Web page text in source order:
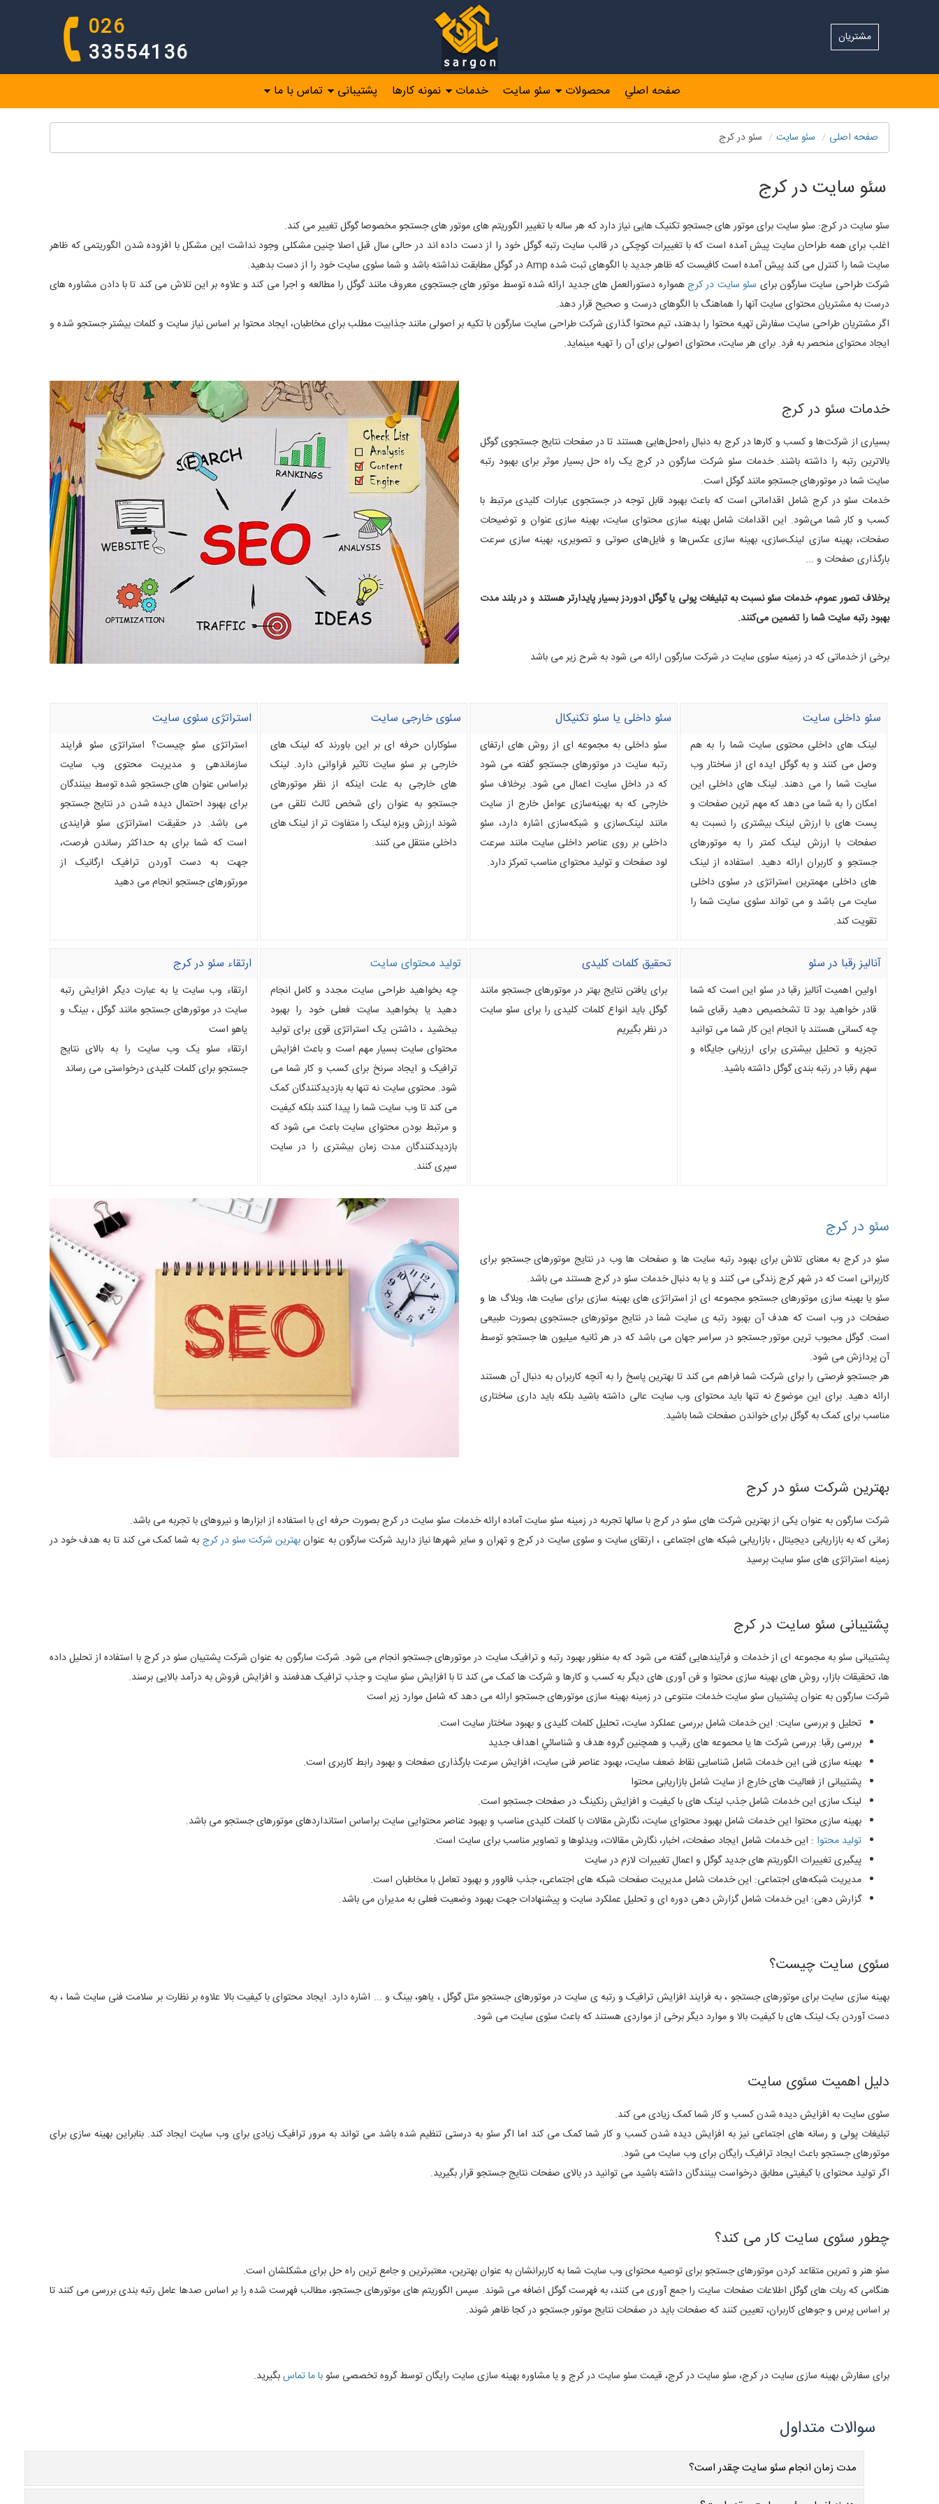
مشتریان
026
33554136
صفحه اصلي محصولات سئو سایت خدمات نمونه کارها پشتیبانی تماس با ما
صفحه اصلی سئو سایت سئو در کرج
سئو سایت در کرج
سئو سایت در کرج: سئو سایت برای موتور های جستجو تکنیک هایی نیاز دارد که هر ساله با تغییر الگوریتم های موتور های جستجو مخصوصا گوگل تغییر می کند.
اغلب برای همه طراحان سایت پیش آمده است که با تغییرات کوچکی در قالب سایت رتبه گوگل خود را از دست داده اند در حالی سال قبل اصلا چنین مشکلی وجود نداشت این مشکل با افزوده شدن الگوریتمی که ظاهر
سایت شما را کنترل می کند پیش آمده است کافیست که ظاهر جدید با الگوهای ثبت شده Amp در گوگل مطابقت نداشته باشد و شما سئوی سایت خود را از دست بدهید.
شرکت طراحی سایت سارگون برای سئو سایت در کرجهمواره دستورالعمل های جدید ارائه شده توسط موتور های جستجوی معروف مانند گوگل را مطالعه و اجرا می کند و علاوه بر این تلاش می کند تا با دادن مشاوره های
درست به مشتریان محتوای سایت آنها را هماهنگ با الگوهای درست و صحیح قرار دهد.
اگر مشتریان طراحی سایت سفارش تهیه محتوا را بدهند، تیم محتوا گذاری شرکت طراحی سایت سارگون با تکیه بر اصولی مانند جذابیت مطلب برای مخاطبان، ایجاد محتوا بر اساس نیاز سایت و کلمات بیشتر جستجو شده و
ایجاد محتوای منحصر به فرد. برای هر سایت، محتوای اصولی برای آن را تهیه مینماید.
خدمات سئو در کرج
بسیاری از شرکت‌ها و کسب و کارها در کرج به دنبال راه‌حل‌هایی هستند تا در صفحات نتایج جستجوی گوگل
بالاترین رتبه را داشته باشند. خدمات سئو شرکت سارگون در کرج یک راه حل بسیار موثر برای بهبود رتبه
سایت شما در موتورهای جستجو مانند گوگل است.
خدمات سئو در کرج شامل اقداماتی است که باعث بهبود قابل توجه در جستجوی عبارات کلیدی مرتبط با
کسب و کار شما می‌شود. این اقدامات شامل بهینه سازی محتوای سایت، بهینه سازی عنوان و توضیحات
صفحات، بهینه سازی لینک‌سازی، بهینه سازی عکس‌ها و فایل‌های صوتی و تصویری، بهینه سازی سرعت
بارگذاری صفحات و ...
برخلاف تصور عموم، خدمات سئو نسبت به تبلیغات پولی یا گوگل ادوردز بسیار پایدارتر هستند و در بلند مدت
بهبود رتبه سایت شما را تضمین می‌کنند.
برخی از خدماتی که در زمینه سئوی سایت در شرکت سارگون ارائه می شود به شرح زیر می باشد
سئو داخلی سایت
لینک های داخلی محتوی سایت شما را به هم
وصل می کنند و به گوگل ایده ای از ساختار وب
سایت شما را می دهند. لینک های داخلی این
امکان را به شما می دهد که مهم ترین صفحات و
پست های با ارزش لینک بیشتری را نسبت به
صفحات با ارزش لینک کمتر را به موتورهای
جستجو و کاربران ارائه دهید. استفاده از لینک
های داخلی مهمترین استراتژی در سئوی داخلی
سایت می باشد و می تواند سئوی سایت شما را
تقویت کند.
سئو داخلی یا سئو تکنیکال
سئو داخلی به مجموعه ای از روش های ارتفای
رتبه سایت در موتورهای جستجو گفته می شود
که در داخل سایت اعمال می شود. برخلاف سئو
خارجی که به بهینه‌سازی عوامل خارج از سایت
مانند لینک‌سازی و شبکه‌سازی اشاره دارد، سئو
داخلی بر روی عناصر داخلی سایت مانند سرعت
لود صفحات و تولید محتوای مناسب تمرکز دارد.
سئوی خارجی سایت
سئوکاران حرفه ای بر این باورند که لینک های
خارجی بر سئو سایت تاثیر فراوانی دارد. لینک
های خارجی به علت اینکه از نظر موتورهای
جستجو به عنوان رای شخص ثالث تلقی می
شوند ارزش ویزه لینک را متفاوت تر از لینک های
داخلی منتقل می کنند.
استراتژی سئوی سایت
استراتژی سئو چیست؟ استراتژی سئو فرایند
سازماندهی و مدیریت محتوی وب سایت
براساس عنوان های جستجو شده توسط بینندگان
برای بهبود احتمال دیده شدن در نتایج جستجو
می باشد. در حقیقت استراتژی سئو فرایندی
است که شما برای به حداکثر رساندن فرصت،
جهت به دست آوردن ترافیک ارگانیک از
مورتورهای جستجو انجام می دهید
آنالیز رقبا در سئو
اولین اهمیت آنالیز رقبا در سئو این است که شما
قادر خواهید بود تا تشخصیص دهید رقبای شما
چه کسانی هستند با انجام این کار شما می توانید
تجزیه و تحلیل بیشتری برای ارزیابی جایگاه و
سهم رقبا در رتبه بندی گوگل داشته باشید.
تحقیق کلمات کلیدی
برای یافتن نتایج بهتر در موتورهای جستجو مانند
گوگل باید انواع کلمات کلیدی را برای سئو سایت
در نظر بگیریم
تولید محتوای سایت
چه بخواهید طراحی سایت مجدد و کامل انجام
دهید یا بخواهید سایت فعلی خود را بهبود
ببخشید ، داشتن یک استراتژی قوی برای تولید
محتوای سایت بسیار مهم است و باعث افزایش
ترافیک و ایجاد سرنخ برای کسب و کار شما می
شود. محتوی سایت نه تنها به بازدیدکنندگان کمک
می کند تا وب سایت شما را پیدا کنند بلکه کیفیت
و مرتبط بودن محتوای سایت باعث می شود که
بازدیدکنندگان مدت زمان بیشتری را در سایت
سپری کنند.
ارتقاء سئو در کرج
ارتقاء وب سایت یا به عبارت دیگر افزایش رتبه
سایت در موتورهای جستجو مانند گوگل ، بینگ و
یاهو است
ارتقاء سئو یک وب سایت را به بالای نتایج
جستجو برای کلمات کلیدی درخواستی می رساند
سئو در کرج
سئو در کرج به معنای تلاش برای بهبود رتبه سایت ها و صفحات ها وب در نتایج موتورهای جستجو برای
کاربرانی است که در شهر کرج زندگی می کنند و یا به دنبال خدمات سئو در کرج هستند می باشد.
سئو یا بهینه سازی موتورهای جستجو مجموعه ای از استراتژی های بهینه سازی برای سایت ها، وبلاگ ها و
صفحات در وب است که هدف آن بهبود رتبه ی سایت شما در نتایج موتورهای جستجوی بصورت طبیعی
است. گوگل محبوب ترین موتور جستجو در سراسر جهان می باشد که در هر ثانیه میلیون ها جستجو توسط
آن پردازش می شود.
هر جستجو فرصتی را برای شرکت شما فراهم می کند تا بهترین پاسخ را به آنچه کاربران به دنبال آن هستند
ارائه دهید. برای این موضوع نه تنها باید محتوای وب سایت عالی داشته باشید بلکه باید داری ساختاری
مناسب برای کمک به گوگل برای خواندن صفحات شما باشید.
بهترین شرکت سئو در کرج
شرکت سارگون به عنوان یکی از بهترین شرکت های سئو در کرج با سالها تجربه در زمینه سئو سایت آماده ارائه خدمات سئو سایت در کرج بصورت حرفه ای با استفاده از ابزارها و نیروهای با تجربه می باشد.
زمانی که به بازاریابی دیجیتال ، بازاریابی شبکه های اجتماعی ، ارتقای سایت و سئوی سایت در کرج و تهران و سایر شهرها نیاز دارید شرکت سارگون به عنوانبهترین شرکت سئو در کرج به شما کمک می کند تا به هدف خود در
زمینه استراتژی های سئو سایت برسید
پشتیبانی سئو سایت در کرج
پشتیبانی سئو به مجموعه ای از خدمات و فرآیندهایی گفته می شود که به منظور بهبود رتبه و ترافیک سایت در موتورهای جستجو انجام می شود. شرکت سارگون به عنوان شرکت پشتیبان سئو در کرج با استفاده از تحلیل داده
ها، تحقیقات بازار، روش های بهینه سازی محتوا و فن آوری های دیگر به کسب و کارها و شرکت ها کمک می کند تا با افزایش سئو سایت و جذب ترافیک هدفمند و افزایش فروش به درآمد بالایی برسند.
شرکت سارگون به عنوان پشتیبان سئو سایت خدمات متنوعی در زمینه بهینه سازی موتورهای جستجو ارائه می دهد که شامل موارد زیر است
تحلیل و بررسی سایت: این خدمات شامل بررسی عملکرد سایت، تحلیل کلمات کلیدی و بهبود ساختار سایت است.
بررسی رقبا: بررسی شرکت ها یا محموعه های رقیب و همچنین گروه هدف و شناسائي اهداف جديد
بهینه سازی فنی این خدمات شامل شناسایی نقاط ضعف سایت، بهبود عناصر فنی سایت، افزایش سرعت بارگذاری صفحات و بهبود رابط کاربری است.
پشتیبانی از فعالیت های خارج از سایت شامل بازاریابی محتوا
لینک سازی این خدمات شامل جذب لینک های با کیفیت و افزایش رنکینگ در صفحات جستجو است.
بهینه سازی محتوا این خدمات شامل بهبود محتوای سایت، نگارش مقالات با کلمات کلیدی مناسب و بهبود عناصر محتوایی سایت براساس استانداردهای موتورهای جستجو می باشد.
تولید محتوا : این خدمات شامل ایجاد صفحات، اخبار، نگارش مقالات، ویدئوها و تصاویر مناسب برای سایت است.
پیگیری تغییرات الگوریتم های جدید گوگل و اعمال تغییرات لازم در سایت
مدیریت شبکه‌های اجتماعی: این خدمات شامل مدیریت صفحات شبکه های اجتماعی، جذب فالوور و بهبود تعامل با مخاطبان است.
گزارش دهی: این خدمات شامل گزارش دهی دوره ای و تحلیل عملکرد سایت و پیشنهادات جهت بهبود وضعیت فعلی به مدیران می باشد.
سئوی سایت چیست؟
بهینه سازی سایت برای موتورهای جستجو ، به فرایند افزایش ترافیک و رتبه ی سایت در موتورهای جستجو مثل گوگل ، یاهو، بینگ و ... اشاره دارد. ایجاد محتوای با کیفیت بالا علاوه بر نظارت بر سلامت فنی سایت شما ، به
دست آوردن بک لینک های با کیفیت بالا و موارد دیگر برخی از مواردی هستند که باعث سئوی سایت می شود.
دلیل اهمیت سئوی سایت
سئوی سایت به افزایش دیده شدن کسب و کار شما کمک زیادی می کند.
تبلیغات پولی و رسانه های اجتماعی نیز به افزایش دیده شدن کسب و کار شما کمک می کند اما اگر سئو به درستی تنظیم شده باشد می تواند به مرور ترافیک زیادی برای وب سایت ایجاد کند. بنابراین بهینه سازی برای
موتورهای جستجو باعث ایجاد ترافیک رایگان برای وب سایت می شود.
اگر تولید محتوای با کیفیتی مطابق درخواست بینندگان داشته باشید می توانید در بالای صفحات نتایج جستجو قرار بگیرید.
چطور سئوی سایت کار می کند؟
سئو هنر و تمرین متقاعد کردن موتورهای جستجو برای توصیه محتوای وب سایت شما به کاربرانشان به عنوان بهترین، معتبرترین و جامع ترین راه حل برای مشکلشان است.
هنگامی که ربات های گوگل اطلاعات صفحات سایت را جمع آوری می کنند، به فهرست گوگل اضافه می شوند. سپس الگوریتم های موتورهای جستجو، مطالب فهرست شده را بر اساس صدها عامل رتبه بندی بررسی می کنند تا
بر اساس پرس و جوهای کاربران، تعیین کنند که صفحات باید در صفحات نتایج موتور جستجو در کجا ظاهر شوند.
برای سفارش بهینه سازی سایت در کرج، سئو سایت در کرج، قیمت سئو سایت در کرج و یا مشاوره بهینه سازی سایت رایگان توسط گروه تخصصی سئوبا ما تماسبگیرید.
مدت زمان انجام سئو سایت چقدر است؟